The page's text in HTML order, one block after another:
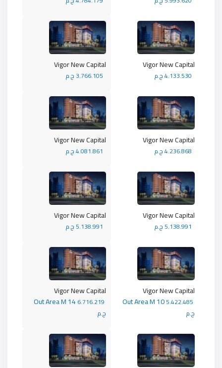
Vigor New Capital Vigor New Capital
Vigor New Capital Vigor New Capital
Vigor New Capital Vigor New Capital
Vigor New Capital
6.716.219
ج.م
Vigor New Capital
5.422.485
ج.م